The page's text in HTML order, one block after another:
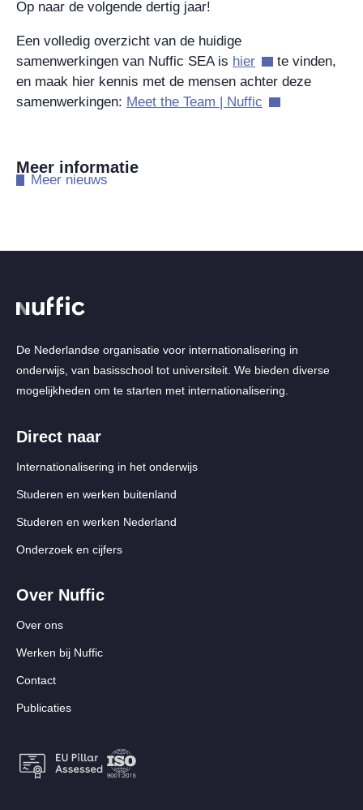
Op naar de volgende dertig jaar!
Een volledig overzicht van de huidige
samenwerkingen van Nuffic SEA is hier
te vinden,
en maak hier kennis met de mensen achter deze
samenwerkingen: Meet the Team | Nuffic
Meer informatie
​Meer nieuws
De Nederlandse organisatie voor internationalisering in
onderwijs, van basisschool tot universiteit. We bieden diverse
mogelijkheden om te starten met internationalisering.
Direct naar
Internationalisering in het onderwijs
Studeren en werken buitenland
Studeren en werken Nederland
Onderzoek en cijfers
Over Nuffic
Over ons
Werken bij Nuffic
Contact
Publicaties